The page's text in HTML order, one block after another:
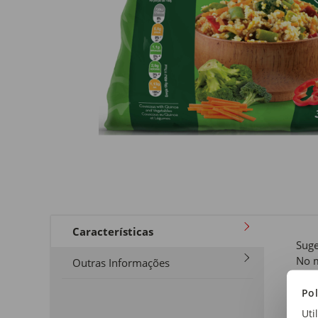
Características
Outras Informações
No